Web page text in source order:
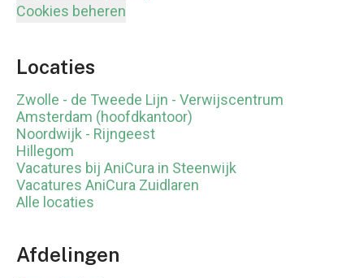
Cookies beheren
Locaties
Zwolle - de Tweede Lijn - Verwijscentrum
Amsterdam (hoofdkantoor)
Noordwijk - Rijngeest
Hillegom
Vacatures bij AniCura in Steenwijk
Vacatures AniCura Zuidlaren
Alle locaties
Afdelingen